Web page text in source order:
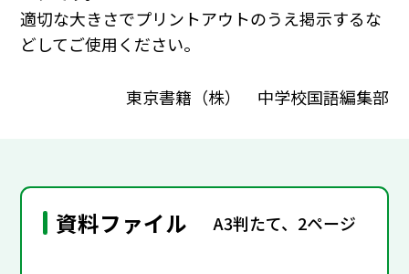
適切な大きさでプリントアウトのうえ掲示するな
どしてご使用ください。
東京書籍（株） 中学校国語編集部
資料ファイル A3判たて、2ページ